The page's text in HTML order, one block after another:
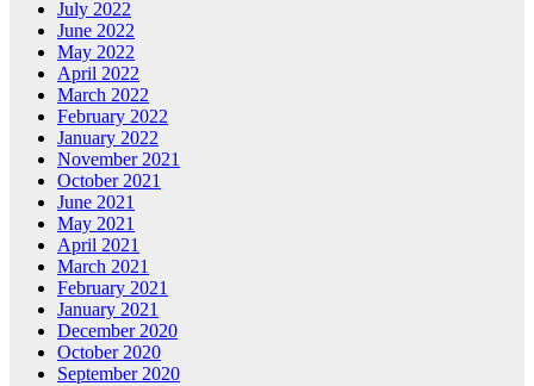
July 2022
June 2022
May 2022
April 2022
March 2022
February 2022
January 2022
November 2021
October 2021
June 2021
May 2021
April 2021
March 2021
February 2021
January 2021
December 2020
October 2020
September 2020